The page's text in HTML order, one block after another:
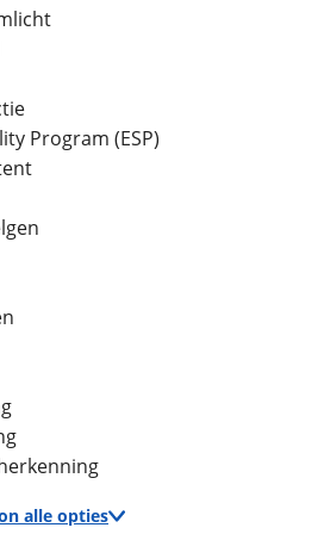
5
Elektriciteit
36 l
Program (ESP)
alle opties
foto's te uploaden
10 foto's)
(optioneel)